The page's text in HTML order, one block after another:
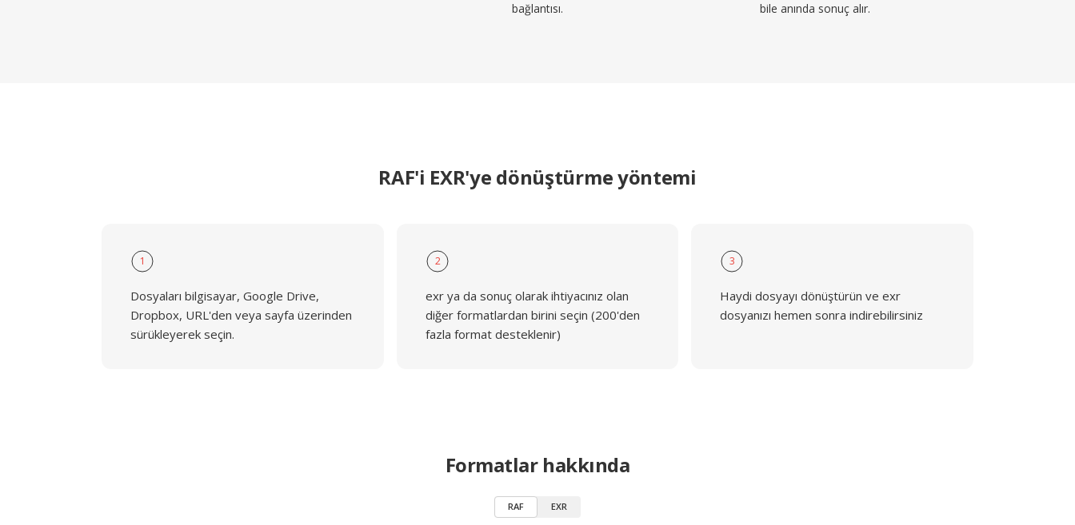
bağlantısı.
bile anında sonuç alır.
RAF'i EXR'ye dönüştürme yöntemi
1
Dosyaları bilgisayar, Google Drive,
Dropbox, URL'den veya sayfa üzerinden
sürükleyerek seçin.
2
exr ya da sonuç olarak ihtiyacınız olan
diğer formatlardan birini seçin (200'den
fazla format desteklenir)
3
Haydi dosyayı dönüştürün ve exr
dosyanızı hemen sonra indirebilirsiniz
Formatlar hakkında
RAF EXR